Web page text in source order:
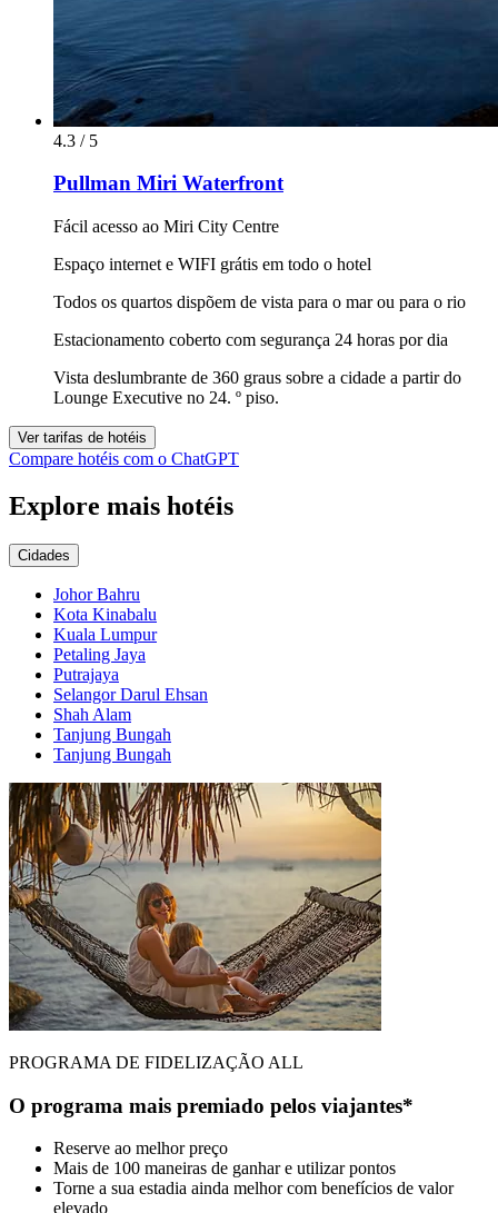
4.3 / 5
Pullman Miri Waterfront
Fácil acesso ao Miri City Centre
Espaço internet e WIFI grátis em todo o hotel
Todos os quartos dispõem de vista para o mar ou para o rio
Estacionamento coberto com segurança 24 horas por dia
Vista deslumbrante de 360 graus sobre a cidade a partir do
Lounge Executive no 24. º piso.
Ver tarifas de hotéis
Compare hotéis com o ChatGPT
Explore mais hotéis
Cidades
Johor Bahru
Kota Kinabalu
Kuala Lumpur
Petaling Jaya
Putrajaya
Selangor Darul Ehsan
Shah Alam
Tanjung Bungah
Tanjung Bungah
PROGRAMA DE FIDELIZAÇÃO ALL
O programa mais premiado pelos viajantes*
Reserve ao melhor preço
Mais de 100 maneiras de ganhar e utilizar pontos
Torne a sua estadia ainda melhor com benefícios de valor
elevado